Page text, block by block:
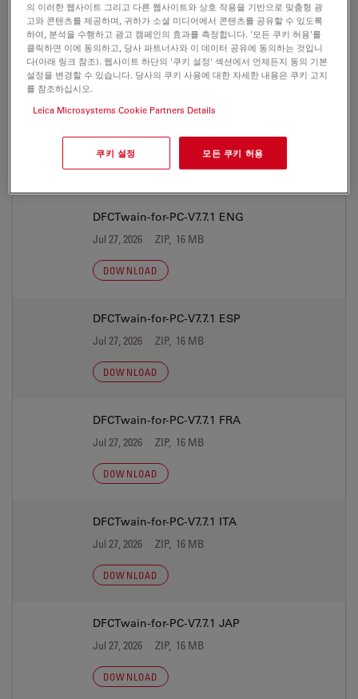
DFCTwain-for-PC-V7.7.1 CHS
Jul 27, 2026 ZIP, 17 MB
DOWNLOAD
DFCTwain-for-PC-V7.7.1 DEU
Jul 27, 2026 ZIP, 16 MB
DOWNLOAD
DFCTwain-for-PC-V7.7.1 ENG
Jul 27, 2026 ZIP, 16 MB
DOWNLOAD
DFCTwain-for-PC-V7.7.1 ESP
Jul 27, 2026 ZIP, 16 MB
DOWNLOAD
DFCTwain-for-PC-V7.7.1 FRA
Jul 27, 2026 ZIP, 16 MB
DOWNLOAD
DFCTwain-for-PC-V7.7.1 ITA
Jul 27, 2026 ZIP, 16 MB
DOWNLOAD
DFCTwain-for-PC-V7.7.1 JAP
Jul 27, 2026 ZIP, 16 MB
DOWNLOAD
의 이러한 웹사이트 그리고 다른 웹사이트와 상호 작용을 기반으로 맞춤형 광
고와 콘텐츠를 제공하며, 귀하가 소셜 미디어에서 콘텐츠를 공유할 수 있도록
하여, 분석을 수행하고 광고 캠페인의 효과를 측정합니다. '모든 쿠키 허용'를
클릭하면 이에 동의하고, 당사 파트너사와 이 데이터 공유에 동의하는 것입니
다(아래 링크 참조). 웹사이트 하단의 '쿠키 설정' 섹션에서 언제든지 동의 기본
설정을 변경할 수 있습니다. 당사의 쿠키 사용에 대한 자세한 내용은 쿠키 고지
를 참조하십시오.
Leica Microsystems Cookie Partners Details
쿠키 설정 모든 쿠키 허용